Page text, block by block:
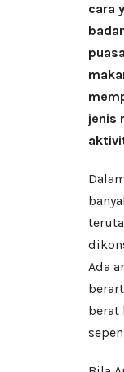
cara
jenis
Ada
berat